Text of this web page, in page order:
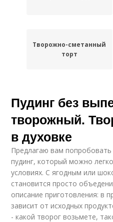
Творожно-сметанный
торт
Пудинг без
творожный.
в духовке
Предлагаю вам
пудинг, который можно
условиях. С ягодным или
становится просто
описание приготовления: в
зависит от исходных
- какой творог возьмете,